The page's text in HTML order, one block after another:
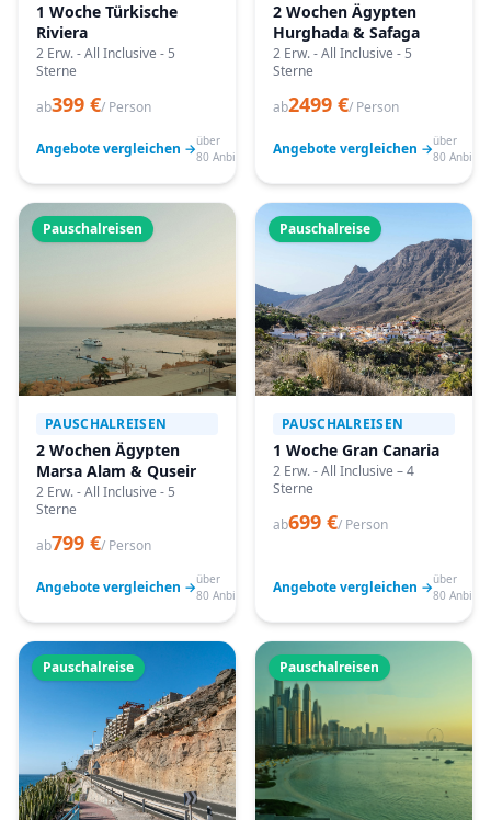
1 Woche Türkische
Riviera
2 Erw. - All Inclusive - 5
Sterne
ab399 €/ Person
Angebote vergleichen →über
80 Anbieter
2 Wochen Ägypten
Hurghada & Safaga
2 Erw. - All Inclusive - 5
Sterne
ab2499 €/ Person
Angebote vergleichen →über
80
Pauschalreisen
PAUSCHALREISEN
2 Wochen Ägypten
Marsa Alam & Quseir
2 Erw. - All Inclusive - 5
Sterne
ab799 €/ Person
Angebote vergleichen →über
80 Anbieter
Pauschalreise
PAUSCHALREISEN
1 Woche Gran Canaria
2 Erw. - All Inclusive – 4
Sterne
ab699 €/ Person
Angebote vergleichen →über
80
Pauschalreise Pauschalreisen